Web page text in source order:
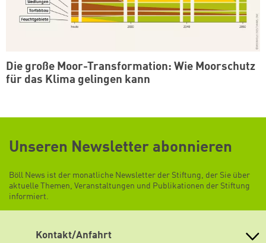
Die große Moor-Transformation: Wie Moorschutz
für das Klima gelingen kann
Unseren Newsletter abonnieren
Böll News ist der monatliche Newsletter der Stiftung, der Sie über
aktuelle Themen, Veranstaltungen und Publikationen der Stiftung
informiert.
Kontakt/Anfahrt